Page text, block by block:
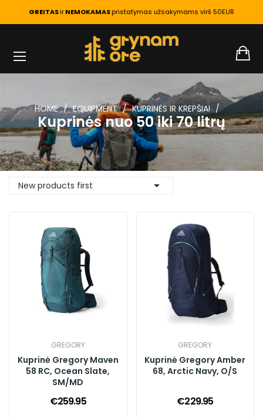
GREITASirNEMOKAMASpristatymas užsakymams virš 50EUR
HOME EQUIPMENT KUPRINĖS IR KREPŠIAI
Kuprinės nuo 50 iki 70 litrų
New products first 
GREGORY
Kuprinė Gregory Maven
58 RC, Ocean Slate,
SM/MD
€259.95
GREGORY
Kuprinė Gregory Amber
68, Arctic Navy, O/S
€229.95